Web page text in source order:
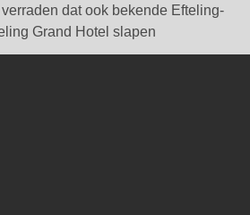
dat ook bekende Efteling-
Grand Hotel slapen